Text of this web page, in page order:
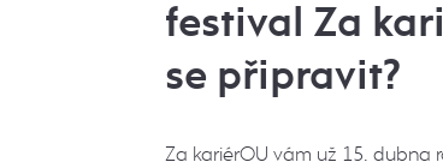
festival Za
se připravit?
Za kariérOU vám už 15. dubna